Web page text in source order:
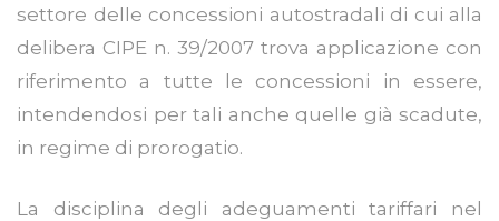
settore delle concessioni autostradali di cui alla
delibera CIPE n. 39/2007 trova applicazione con
riferimento a tutte le concessioni in essere,
intendendosi per tali anche quelle già scadute,
in regime di prorogatio.
La disciplina degli adeguamenti tariffari nel